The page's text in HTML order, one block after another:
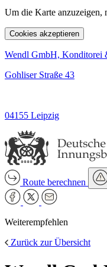
Um die Karte anzuzeigen,
Cookies akzeptieren
Wendl GmbH, Konditorei
Gohliser Straße 43
04155 Leipzig
Route berechnen
Weiterempfehlen
Zurück zur Übersicht